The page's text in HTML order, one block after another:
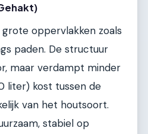
oppervlakken zoals
paden. De structuur
maar verdampt minder
liter) kost tussen de
van het houtsoort.
stabiel op